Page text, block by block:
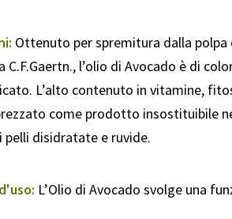
Ottenuto per spremitura dalla
C.F.Gaertn., l’olio di Avocado è di
L’alto contenuto in vitamine,
come prodotto insostituibile
pelli disidratate e ruvide.
L’Olio di Avocado svolge una